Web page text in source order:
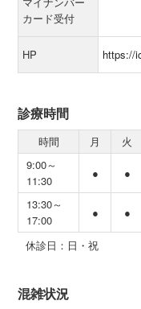
カード受付
HP https://
診療時間
時間 月 火
9:00～
11:30
● ●
13:30～
17:00
● ●
休診日：日・祝
混雑状況